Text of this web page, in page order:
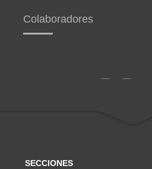
Colaboradores
SECCIONES